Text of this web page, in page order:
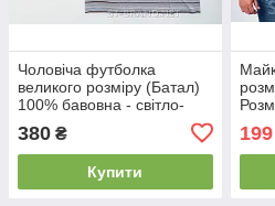
Чоловіча футболка
великого розміру (Батал)
100% бавовна - світло-
380 ₴
Купити
199